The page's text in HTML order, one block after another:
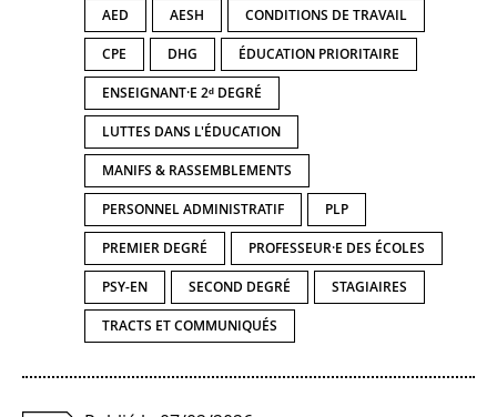
AED AESH CONDITIONS DE TRAVAIL
CPE DHG ÉDUCATION PRIORITAIRE
ENSEIGNANT·E 2ᵈ DEGRÉ
LUTTES DANS L'ÉDUCATION
MANIFS & RASSEMBLEMENTS
PERSONNEL ADMINISTRATIF PLP
PREMIER DEGRÉ PROFESSEUR·E DES ÉCOLES
PSY-EN SECOND DEGRÉ STAGIAIRES
TRACTS ET COMMUNIQUÉS